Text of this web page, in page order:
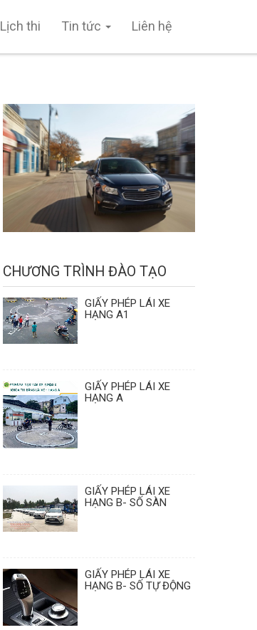
Lịch thi Tin tức Liên hệ
CHƯƠNG TRÌNH ĐÀO TẠO
GIẤY PHÉP LÁI XE
HẠNG A1
GIẤY PHÉP LÁI XE
HẠNG A
GIẤY PHÉP LÁI XE
HẠNG B- SỐ SÀN
GIẤY PHÉP LÁI XE
HẠNG B- SỐ TỰ ĐỘNG